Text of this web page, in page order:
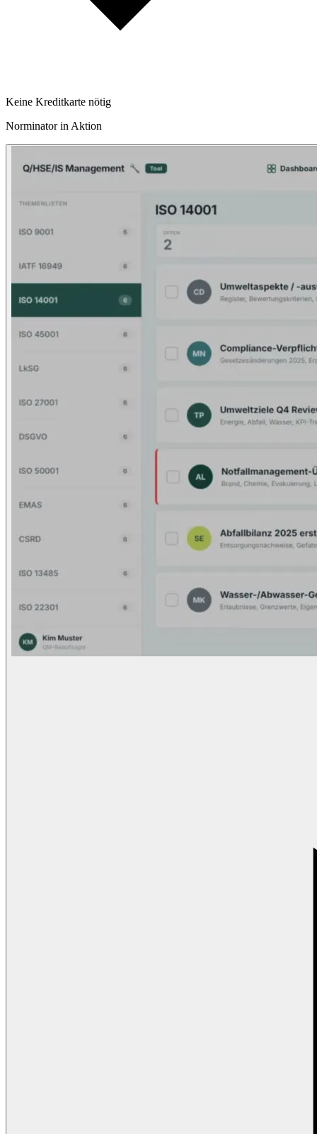
Keine Kreditkarte nötig
Norminator in Aktion